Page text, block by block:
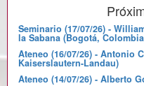
Seminario (17/07/26) -
la Sabana (Bogotá,
Ateneo (16/07/26) - Antonio
Kaiserslautern-Landau)
Ateneo (14/07/26) - Alberto